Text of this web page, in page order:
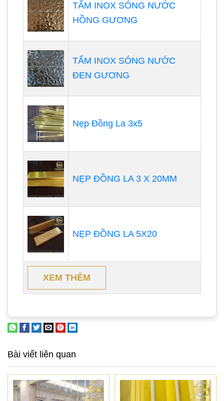
TẤM INOX SÓNG NƯỚC
HỒNG GƯƠNG
TẤM INOX SÓNG NƯỚC
ĐEN GƯƠNG
Nẹp Đồng La 3x5
NẸP ĐỒNG LA 3 X 20MM
NẸP ĐỒNG LA 5X20
XEM THÊM
Bài viết liên quan